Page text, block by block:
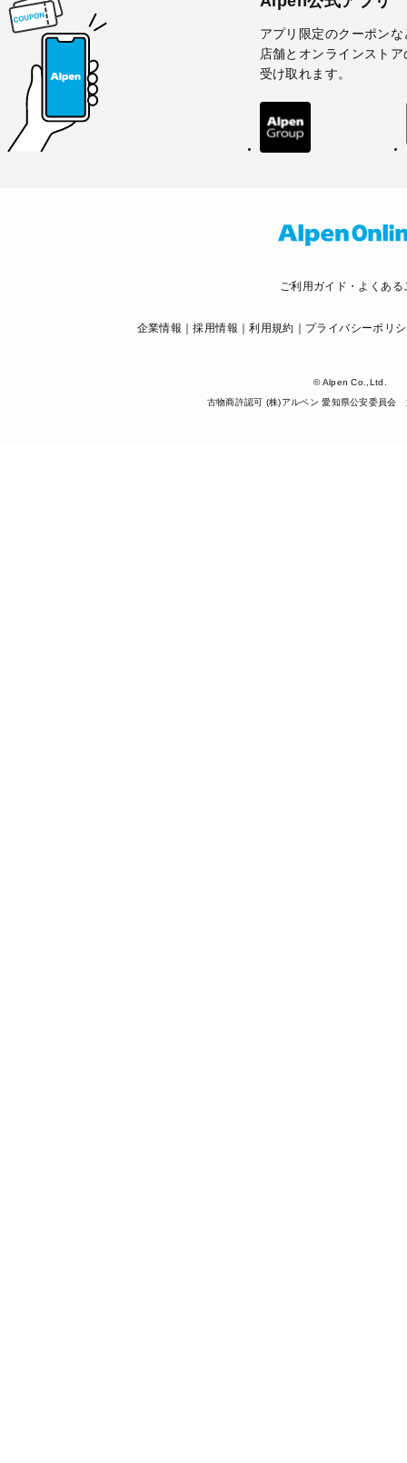
アプリ限定のクーポンな
店舗とオンラインスト
受け取れます。
ご利用ガイド・よくある
企業情報 採用情報 利用規約 プライバシーポリ
© Alpen Co.,Ltd.
古物商許認可 (株)アルペン 愛知県公安委員